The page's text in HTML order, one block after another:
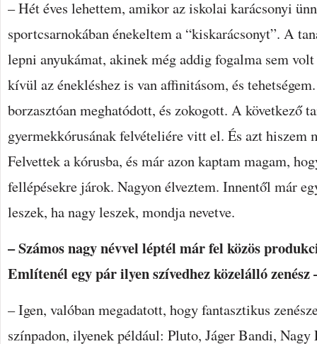
– Hét éves lehettem, amikor az iskolai karácsonyi
sportcsarnokában énekeltem a “kiskarácsonyt”. A
lepni anyukámat, akinek még addig fogalma sem
kívül az énekléshez is van affinitásom, és
borzasztóan meghatódott, és zokogott. A következő
gyermekkórusának felvételiére vitt el. És azt hiszem
Felvettek a kórusba, és már azon kaptam magam,
fellépésekre járok. Nagyon élveztem. Innentől már
leszek, ha nagy leszek, mondja nevetve.
– Számos nagy névvel léptél már fel közös
Említenél egy pár ilyen szívedhez közelálló zenész
– Igen, valóban megadatott, hogy fantasztikus
színpadon, ilyenek például: Pluto, Jáger Bandi,